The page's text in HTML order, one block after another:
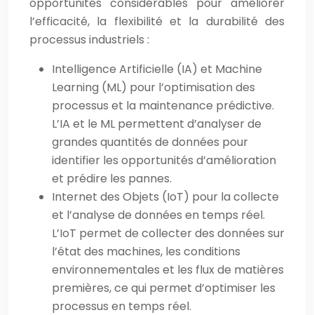
l’efficacité, la flexibilité et la durabilité des
processus industriels :
Intelligence Artificielle (IA) et Machine
Learning (ML) pour l’optimisation des
processus et la maintenance prédictive.
L’IA et le ML permettent d’analyser de
grandes quantités de données pour
identifier les opportunités d’amélioration
et prédire les pannes.
Internet des Objets (IoT) pour la collecte
et l’analyse de données en temps réel.
L’IoT permet de collecter des données sur
l’état des machines, les conditions
environnementales et les flux de matières
premières, ce qui permet d’optimiser les
processus en temps réel.